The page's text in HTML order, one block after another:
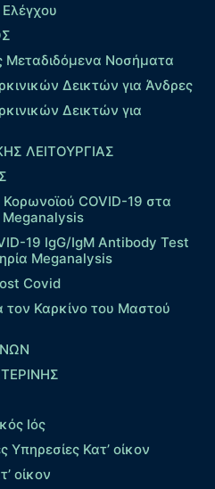
Μεταδιδόμενα Νοσήματα
Δεικτών για Άνδρες
Δεικτών για
ΛΕΙΤΟΥΡΓΙΑΣ
COVID-19 στα
Meganalysis
19 IgG/IgM Antibody Test
Meganalysis
Covid
Καρκίνο του Μαστού
Ιός
Υπηρεσίες Κατ’ οίκον
οίκον